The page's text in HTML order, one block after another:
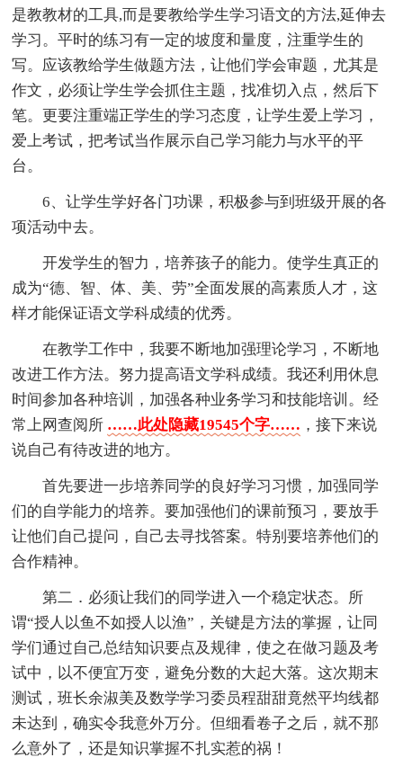
是教教材的工具,而是要教给学生学习语文的方法,延伸去
学习。平时的练习有一定的坡度和量度，注重学生的
写。应该教给学生做题方法，让他们学会审题，尤其是
作文，必须让学生学会抓住主题，找准切入点，然后下
笔。更要注重端正学生的学习态度，让学生爱上学习，
爱上考试，把考试当作展示自己学习能力与水平的平
台。
6、让学生学好各门功课，积极参与到班级开展的各
项活动中去。
开发学生的智力，培养孩子的能力。使学生真正的
成为“德、智、体、美、劳”全面发展的高素质人才，这
样才能保证语文学科成绩的优秀。
在教学工作中，我要不断地加强理论学习，不断地
改进工作方法。努力提高语文学科成绩。我还利用休息
时间参加各种培训，加强各种业务学习和技能培训。经
常上网查阅所 ……此处隐藏19545个字…… ，接下来说
说自己有待改进的地方。
首先要进一步培养同学的良好学习习惯，加强同学
们的自学能力的培养。要加强他们的课前预习，要放手
让他们自己提问，自己去寻找答案。特别要培养他们的
合作精神。
第二．必须让我们的同学进入一个稳定状态。所
谓“授人以鱼不如授人以渔”，关键是方法的掌握，让同
学们通过自己总结知识要点及规律，使之在做习题及考
试中，以不便宜万变，避免分数的大起大落。这次期末
测试，班长余淑美及数学学习委员程甜甜竟然平均线都
未达到，确实令我意外万分。但细看卷子之后，就不那
么意外了，还是知识掌握不扎实惹的祸！